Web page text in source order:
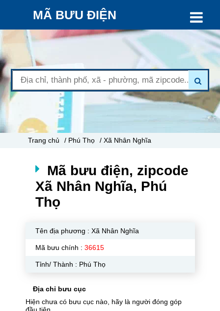
MÃ BƯU ĐIỆN
Trang chủ / Phú Thọ / Xã Nhân Nghĩa
Mã bưu điện, zipcode
Xã Nhân Nghĩa, Phú
Thọ
Tên địa phương : Xã Nhân Nghĩa
Mã bưu chính : 36615
Tỉnh/ Thành : Phú Thọ
Địa chỉ bưu cục
Hiện chưa có bưu cục nào, hãy là người đóng góp